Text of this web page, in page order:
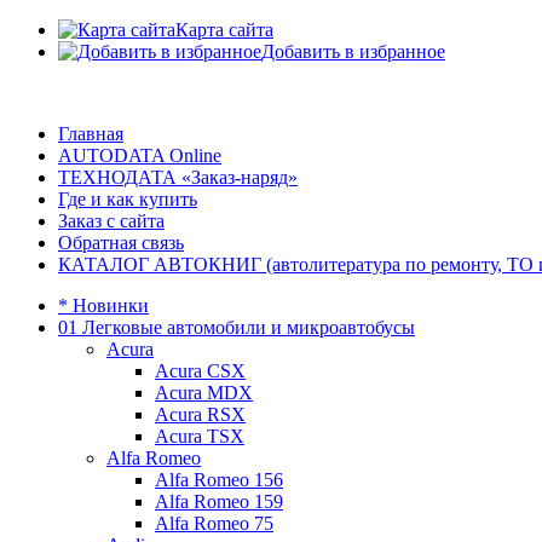
Карта сайта
Добавить в избранное
Главная
AUTODATA Online
ТЕХНОДАТА «Заказ-наряд»
Где и как купить
Заказ с сайта
Обратная связь
КАТАЛОГ АВТОКНИГ (автолитература по ремонту, ТО и
* Новинки
01 Легковые автомобили и микроавтобусы
Acura
Acura CSX
Acura MDX
Acura RSX
Acura TSX
Alfa Romeo
Alfa Romeo 156
Alfa Romeo 159
Alfa Romeo 75